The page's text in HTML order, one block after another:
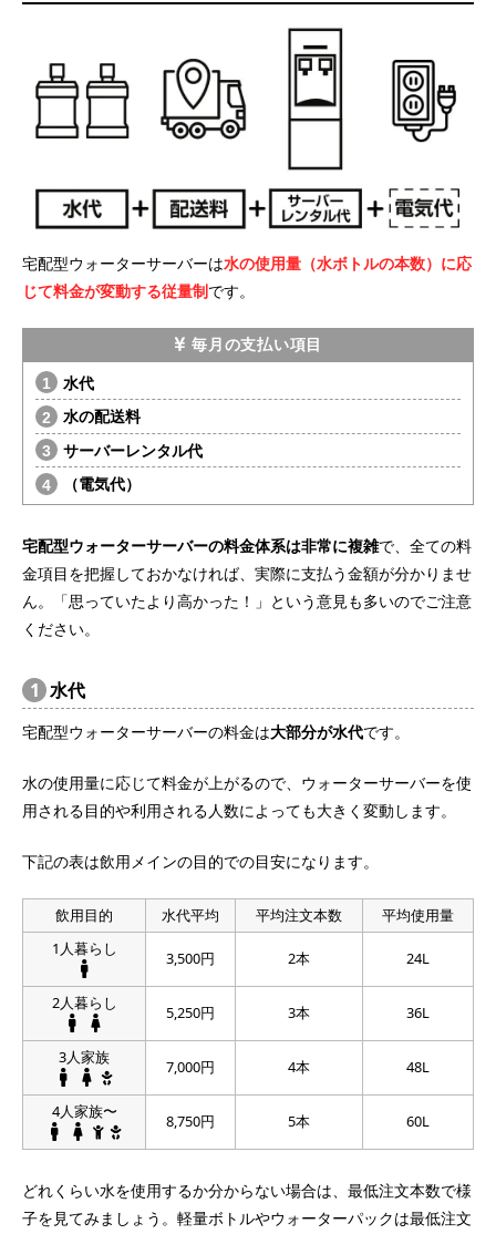
宅配型ウォーターサーバーは水の使用量（水ボトルの本数）に応
じて料金が変動する従量制です。
毎月の支払い項目
水代
水の配送料
サーバーレンタル代
（電気代）
宅配型ウォーターサーバーの料金体系は非常に複雑で、全ての料
金項目を把握しておかなければ、実際に支払う金額が分かりませ
ん。「思っていたより高かった！」という意見も多いのでご注意
ください。
1 水代
宅配型ウォーターサーバーの料金は大部分が水代です。
水の使用量に応じて料金が上がるので、ウォーターサーバーを使
用される目的や利用される人数によっても大きく変動します。
下記の表は飲用メインの目的での目安になります。
飲用目的 水代平均 平均注文本数
平均使用量
1人暮らし
3,500円 2本 24L
2人暮らし 5,250円 3本 36L
3人家族 7,000円 4本 48L
4人家族〜 8,750円 5本 60L
どれくらい水を使用するか分からない場合は、最低注文本数で様
子を見てみましょう。軽量ボトルやウォーターパックは最低注文